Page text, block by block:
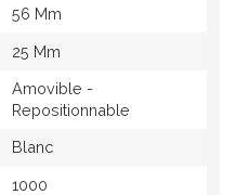
56 Mm
25 Mm
Amovible -
Repositionnable
Blanc
1000